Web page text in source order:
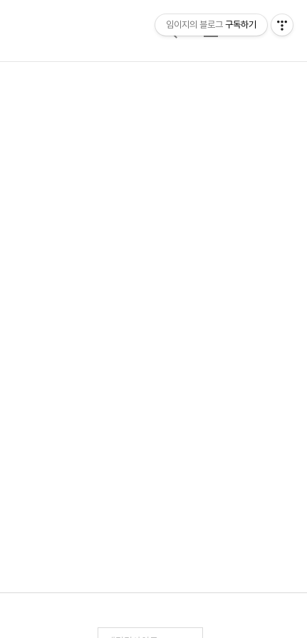
검
메
임이지의 블로그 구독하기